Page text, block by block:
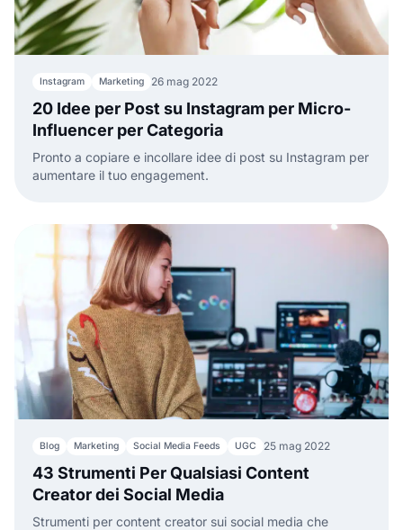
Instagram Marketing 26 mag 2022
20 Idee per Post su Instagram per Micro-
Influencer per Categoria
Pronto a copiare e incollare idee di post su Instagram per
aumentare il tuo engagement.
Blog Marketing Social Media Feeds UGC 25 mag 2022
43 Strumenti Per Qualsiasi Content
Creator dei Social Media
Strumenti per content creator sui social media che